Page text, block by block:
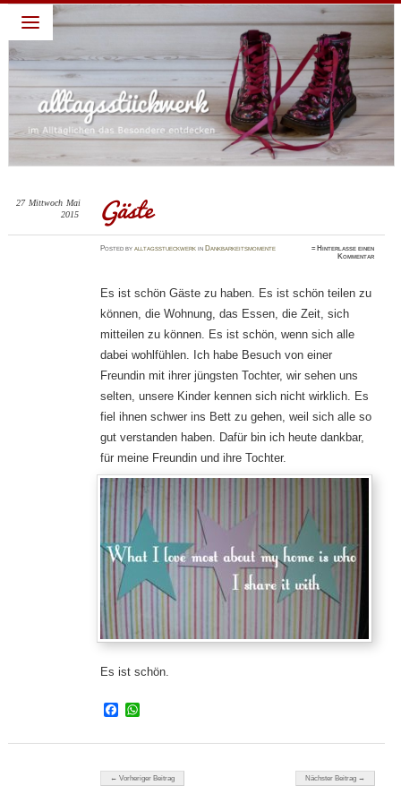
alltagsstückwerk
~ Leben lieben – Familie feiern: darum geht es in diesem
Blog: ein Jahr habe ich täglich eine Sache gepostet für die
ich Gott dankbar bin. Diese abendliche Gewohnheit verhalf
mir zu einem dankbaren Blick und deshalb schreibe ich
weiter. Dies ist nur ein Blick, ein kleiner Teil, ein kurzer
Moment meines Alltages, die schönen Momente festhalten,
die dankbaren Momente feiern…
Gäste
27 Mittwoch Mai
2015
Postedbyalltagsstueckwerk in Dankbarkeitsmomente ≈ Hinterlasse einen
Kommentar
Es ist schön Gäste zu haben. Es ist schön teilen zu
können, die Wohnung, das Essen, die Zeit, sich
mitteilen zu können. Es ist schön, wenn sich alle
dabei wohlfühlen. Ich habe Besuch von einer
Freundin mit ihrer jüngsten Tochter, wir sehen uns
selten, unsere Kinder kennen sich nicht wirklich. Es
fiel ihnen schwer ins Bett zu gehen, weil sich alle so
gut verstanden haben. Dafür bin ich heute dankbar,
für meine Freundin und ihre Tochter.
Es ist schön.
Facebook
WhatsApp
← Vorheriger Beitrag Nächster Beitrag →